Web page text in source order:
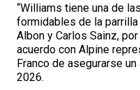
“Williams tiene una de
formidables de la
Albon y Carlos Sainz,
acuerdo con Alpine
Franco de asegurarse
2026.